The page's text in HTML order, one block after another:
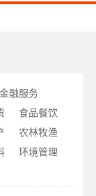
金融服务
食品餐饮
农林牧渔
环境管理